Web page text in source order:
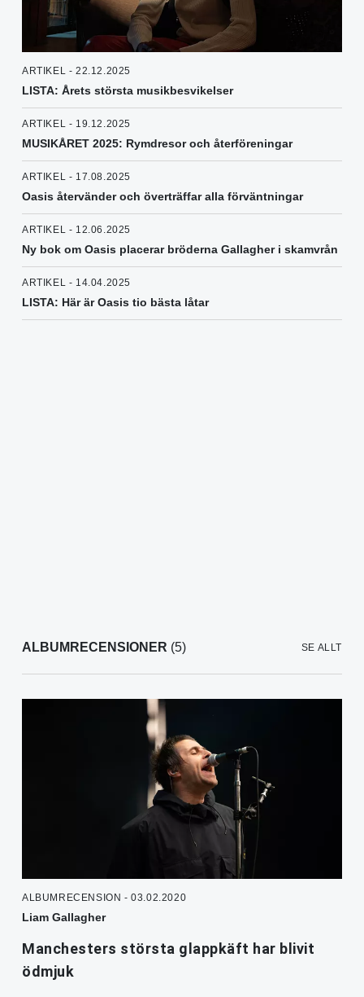
ARTIKEL - 22.12.2025
LISTA: Årets största musikbesvikelser
ARTIKEL - 19.12.2025
MUSIKÅRET 2025: Rymdresor och återföreningar
ARTIKEL - 17.08.2025
Oasis återvänder och överträffar alla förväntningar
ARTIKEL - 12.06.2025
Ny bok om Oasis placerar bröderna Gallagher i skamvrån
ARTIKEL - 14.04.2025
LISTA: Här är Oasis tio bästa låtar
ALBUMRECENSIONER (5) SE ALLT
ALBUMRECENSION - 03.02.2020
Liam Gallagher
Manchesters största glappkäft har blivit
ödmjuk